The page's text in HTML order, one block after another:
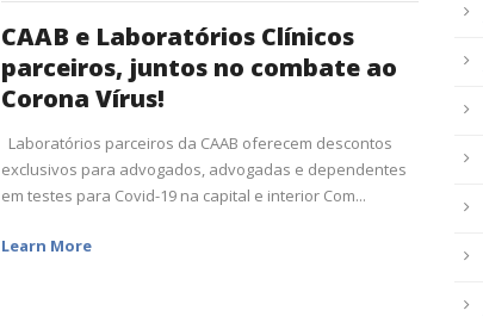
CAAB e Laboratórios Clínicos
parceiros, juntos no combate ao
Corona Vírus!
Laboratórios parceiros da CAAB oferecem descontos
exclusivos para advogados, advogadas e dependentes
em testes para Covid-19 na capital e interior Com...
Learn More